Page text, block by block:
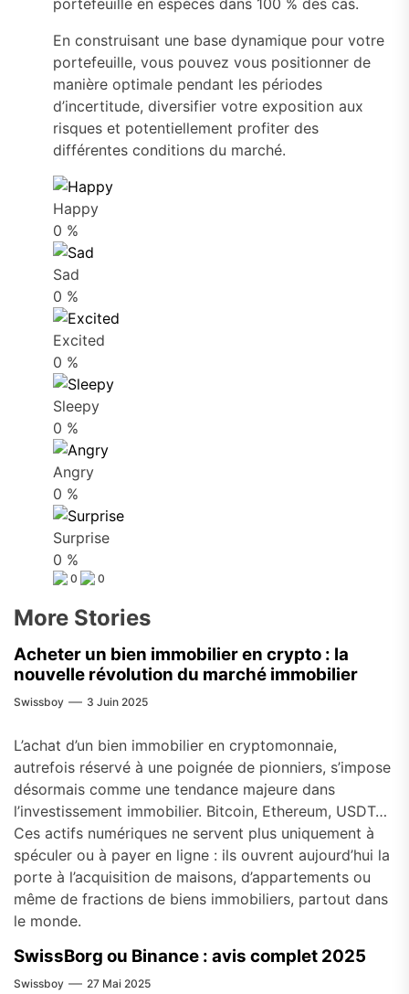
portefeuille en espèces dans 100 % des cas.
En construisant une base dynamique pour votre
portefeuille, vous pouvez vous positionner de
manière optimale pendant les périodes
d’incertitude, diversifier votre exposition aux
risques et potentiellement profiter des
différentes conditions du marché.
Happy
0 %
Sad
0 %
Excited
0 %
Sleepy
0 %
Angry
0 %
Surprise
0 %
0 0
More Stories
Acheter un bien immobilier en crypto : la
nouvelle révolution du marché immobilier
Swissboy 3 Juin 2025
L’achat d’un bien immobilier en cryptomonnaie,
autrefois réservé à une poignée de pionniers, s’impose
désormais comme une tendance majeure dans
l’investissement immobilier. Bitcoin, Ethereum, USDT…
Ces actifs numériques ne servent plus uniquement à
spéculer ou à payer en ligne : ils ouvrent aujourd’hui la
porte à l’acquisition de maisons, d’appartements ou
même de fractions de biens immobiliers, partout dans
le monde.
SwissBorg ou Binance : avis complet 2025
Swissboy 27 Mai 2025